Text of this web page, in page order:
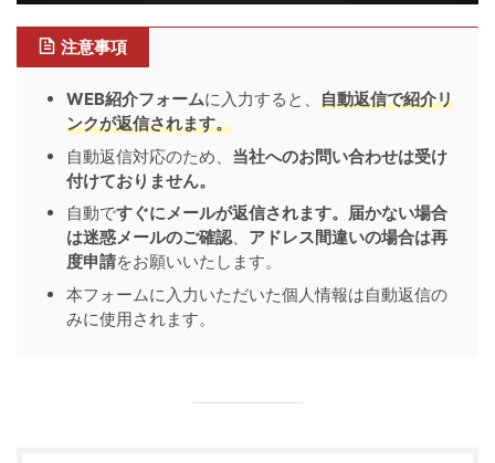
注意事項
WEB紹介フォームに入力すると、 自動返信で紹介リ
ンクが返信されます。
自動返信対応のため、 当社へのお問い合わせは受け
付けておりません。
自動ですぐにメールが返信されます。届かない場合
は迷惑メールのご確認、 アドレス間違いの場合は再
度申請をお願いいたします。
本フォームに入力いただいた個人情報は自動返信の
みに使用されます。